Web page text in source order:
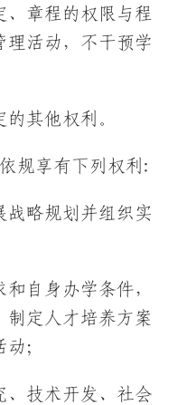
、章程的权限与程
理活动，不干预学
的其他权利。
规享有下列权利:
战略规划并组织实
和自身办学条件，
制定人才培养方案
；
、技术开发、社会